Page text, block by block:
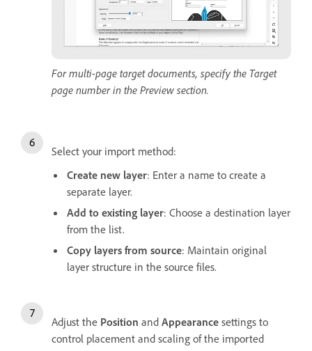
For multi-page target documents, specify the Target
page number in the Preview section.
Select your import method:
Create new layer: Enter a name to create a
separate layer.
Add to existing layer: Choose a destination layer
from the list.
Copy layers from source: Maintain original
layer structure in the source files.
Adjust the Position and Appearance settings to
control placement and scaling of the imported